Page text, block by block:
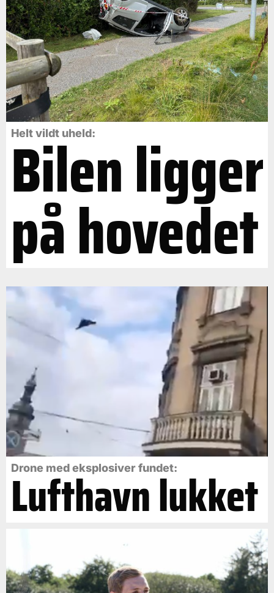
Helt vildt uheld:
Bilen ligger
på hovedet
Drone med eksplosiver fundet:
Lufthavn lukket